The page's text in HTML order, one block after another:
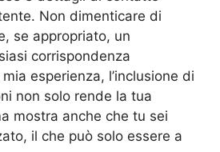
Non dimenticare di
se appropriato, un
corrispondenza
esperienza, l’inclusione di
non solo rende la tua
mostra anche che tu sei
il che può solo essere a